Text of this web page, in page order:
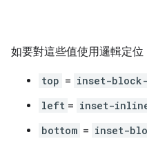
如要對這些值使用邏輯定位
top = inset-
left = inset-
bottom = inset-